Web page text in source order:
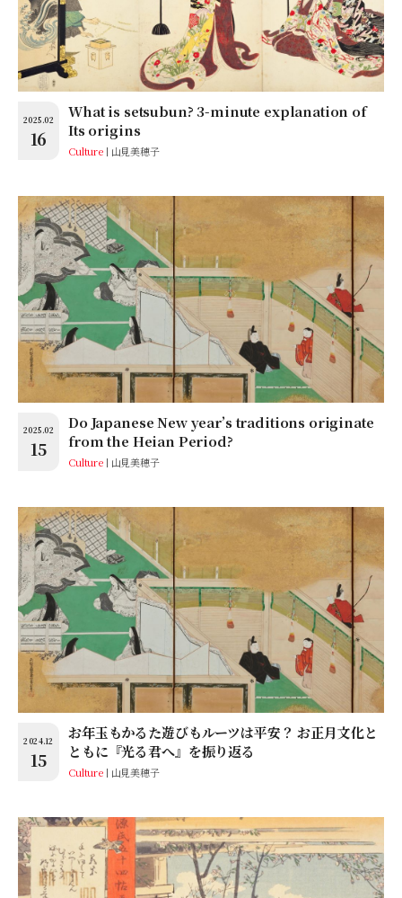
2025.02
16
What is setsubun? 3-minute explanation of
Its origins
Culture 山見美穂子
2025.02
15
Do Japanese New year’s traditions originate
from the Heian Period?
Culture 山見美穂子
2024.12
15
お年玉もかるた遊びもルーツは平安？ お正月文化と
ともに『光る君へ』を振り返る
Culture 山見美穂子